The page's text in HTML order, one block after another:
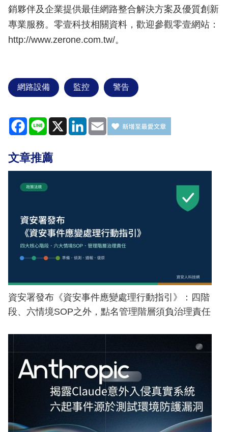
銷夥伴及企業提供最佳網路整合解決方案及優質創新
專業服務。零壹科技相關資料，歡迎參觀零壹網站：
http://www.zerone.com.tw/。
網路設備 監控 警告
Facebook
Line X LinkedIn
Email
文章推薦
資安署發布《資安事件應變處理行動指引》：四階
段、六情境SOP之外，點名管理階層須負治理責任